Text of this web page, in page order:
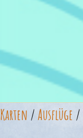
Karten /Ausflüge /